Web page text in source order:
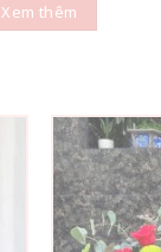
Xem thêm